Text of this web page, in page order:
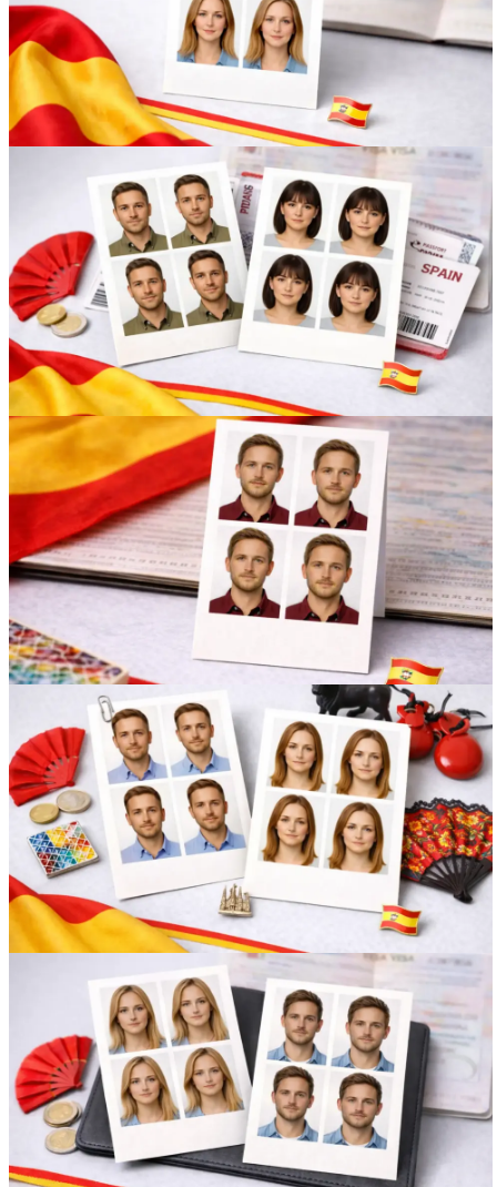
Вакансии
О компании
Написать директору
Арендодателям
Портфолио
Франшиза
Контакты